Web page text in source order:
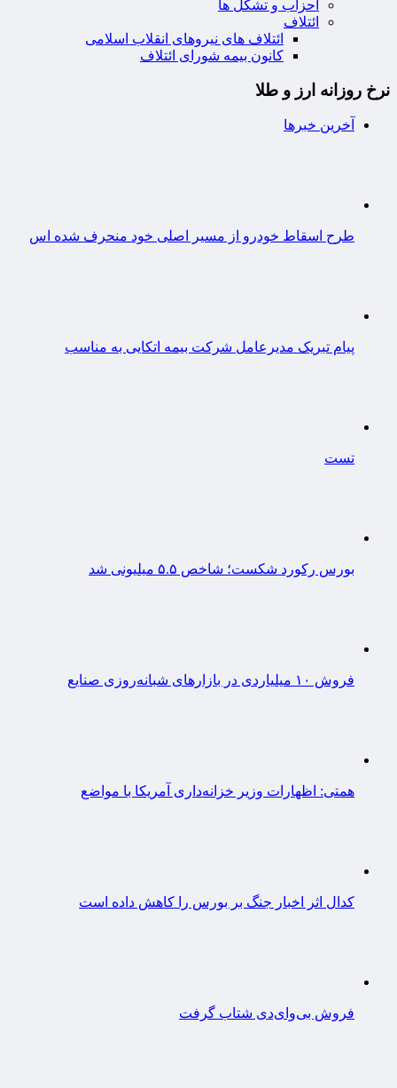
احزاب و تشکل ها
ائتلاف
ائتلاف های نیروهای انقلاب اسلامی
کانون بیمه شورای ائتلاف
نرخ روزانه ارز و طلا
آخرین خبرها
طرح اسقاط خودرو از مسیر اصلی خود منحرف شده اس
پیام تبریک مدیرعامل شرکت بیمه اتکایی به مناسب
تست
بورس رکورد شکست؛ شاخص ۵.۵ میلیونی شد
فروش ۱۰ میلیاردی در بازارهای شبانه‌روزی صنایع
همتی: اظهارات وزیر خزانه‌داری آمریکا با مواضع
کدال اثر اخبار جنگ بر بورس را کاهش داده است
فروش بی‌وای‌دی شتاب گرفت